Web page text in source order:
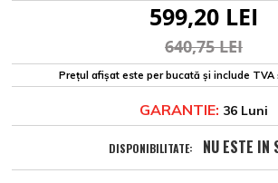
599,20 LEI
640,75 LEI
Prețul afișat este per bucată și include TVA
GARANTIE: 36 Luni
DISPONIBILITATE: NU ESTE IN